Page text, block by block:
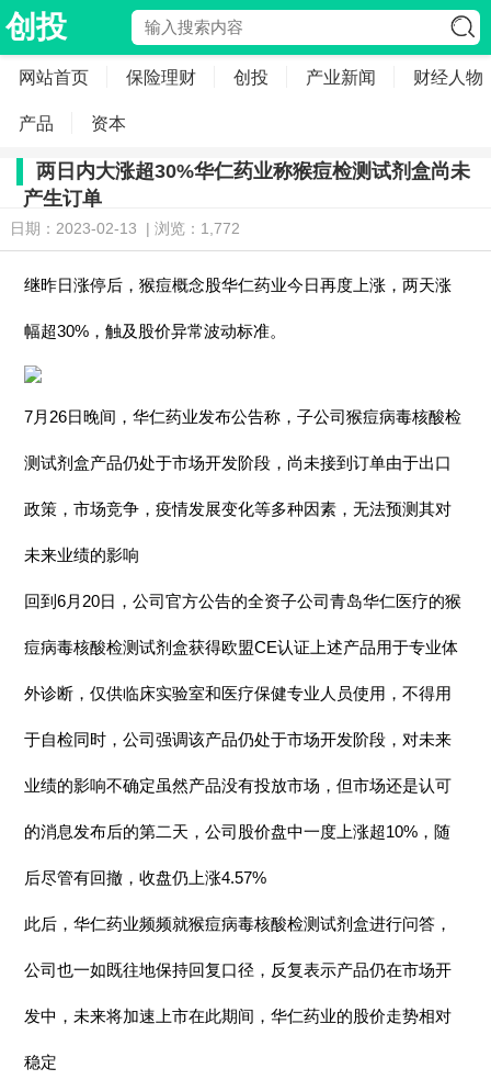
创投
网站首页 保险理财 创投 产业新闻 财经人物
产品 资本
两日内大涨超30%华仁药业称猴痘检测试剂盒尚未
产生订单
日期：2023-02-13 | 浏览：1,772
继昨日涨停后，猴痘概念股华仁药业今日再度上涨，两天涨
幅超30%，触及股价异常波动标准。
7月26日晚间，华仁药业发布公告称，子公司猴痘病毒核酸检
测试剂盒产品仍处于市场开发阶段，尚未接到订单由于出口
政策，市场竞争，疫情发展变化等多种因素，无法预测其对
未来业绩的影响
回到6月20日，公司官方公告的全资子公司青岛华仁医疗的猴
痘病毒核酸检测试剂盒获得欧盟CE认证上述产品用于专业体
外诊断，仅供临床实验室和医疗保健专业人员使用，不得用
于自检同时，公司强调该产品仍处于市场开发阶段，对未来
业绩的影响不确定虽然产品没有投放市场，但市场还是认可
的消息发布后的第二天，公司股价盘中一度上涨超10%，随
后尽管有回撤，收盘仍上涨4.57%
此后，华仁药业频频就猴痘病毒核酸检测试剂盒进行问答，
公司也一如既往地保持回复口径，反复表示产品仍在市场开
发中，未来将加速上市在此期间，华仁药业的股价走势相对
稳定